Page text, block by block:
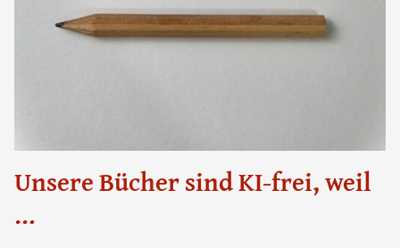
Unsere Bücher sind KI-frei, weil
…